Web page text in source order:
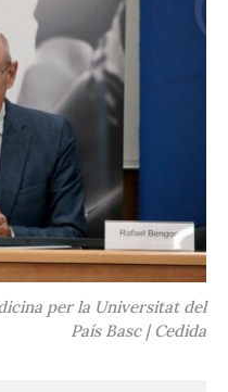
per la Universitat del
País Basc | Cedida